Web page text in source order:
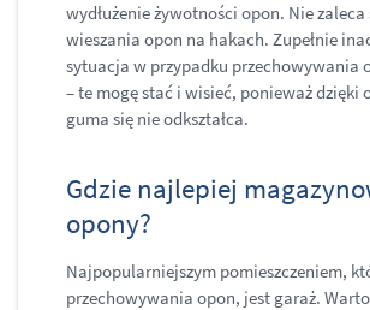
wydłużenie żywotności opon. Nie
wieszania opon na hakach. Zupełnie
sytuacja w przypadku przechowywania
– te mogę stać i wisieć, ponieważ dzięki
guma się nie odkształca.
Gdzie najlepiej
opony?
Najpopularniejszym pomieszczeniem,
przechowywania opon, jest garaż.